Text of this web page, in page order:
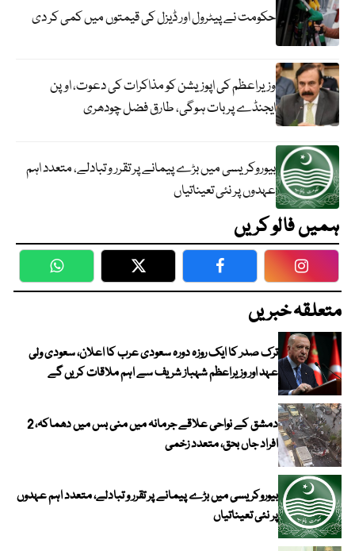
حکومت نے پیٹرول اور ڈیزل کی قیمتوں میں کمی کر دی
وزیراعظم کی اپوزیشن کو مذاکرات کی دعوت، اوپن
ایجنڈے پر بات ہوگی، طارق فضل چودھری
بیوروکریسی میں بڑے پیمانے پر تقرر و تبادلے، متعدد اہم
عہدوں پر نئی تعیناتیاں
ہمیں فالو کریں
WhatsApp Twitter Facebook
متعلقہ خبریں
ترک صدر کا ایک روزہ دورہ سعودی عرب کا اعلان، سعودی ولی
عہد اور وزیراعظم شہباز شریف سے اہم ملاقات کریں گے
دمشق کے نواحی علاقے جرمانہ میں منی بس میں دھماکہ، 2
افراد جاں بحق، متعدد زخمی
بیوروکریسی میں بڑے پیمانے پر تقرر و تبادلے، متعدد اہم عہدوں
پر نئی تعیناتیاں